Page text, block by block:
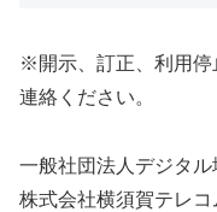
※開示、訂正、利用停
連絡ください。
一般社団法人デジタ
株式会社横須賀テレ